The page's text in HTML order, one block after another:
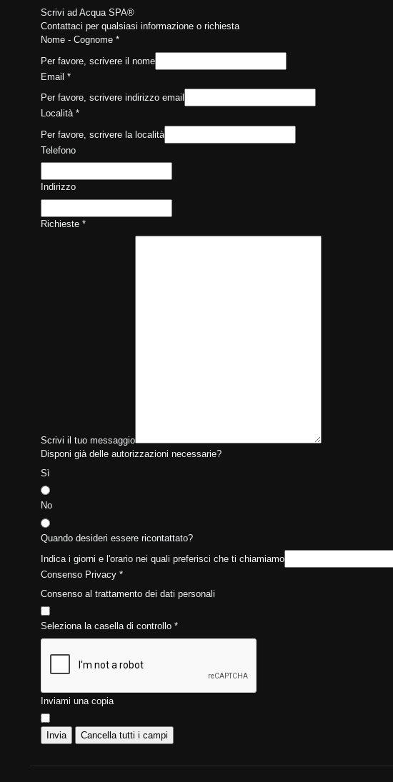
Scrivi ad Acqua SPA®
Contattaci per qualsiasi informazione o richiesta
Nome - Cognome *
Per favore, scrivere il nome
Email *
Per favore, scrivere indirizzo email
Località *
Per favore, scrivere la località
Telefono
Indirizzo
Richieste *
Scrivi il tuo messaggio
Disponi già delle autorizzazioni necessarie?
Sì
No
Quando desideri essere ricontattato?
Indica i giorni e l'orario nei quali preferisci che ti chiamiamo
Consenso Privacy *
Consenso al trattamento dei dati personali
Seleziona la casella di controllo *
Inviami una copia